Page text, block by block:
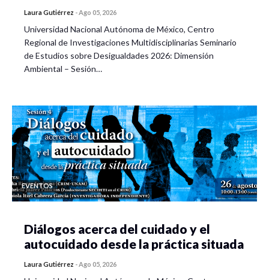
Laura Gutiérrez -Ago 05, 2026
Universidad Nacional Autónoma de México, Centro
Regional de Investigaciones Multidisciplinarias Seminario
de Estudios sobre Desigualdades 2026: Dimensión
Ambiental – Sesión…
EVENTOS
Diálogos acerca del cuidado y el
autocuidado desde la práctica situada
Laura Gutiérrez -Ago 05, 2026